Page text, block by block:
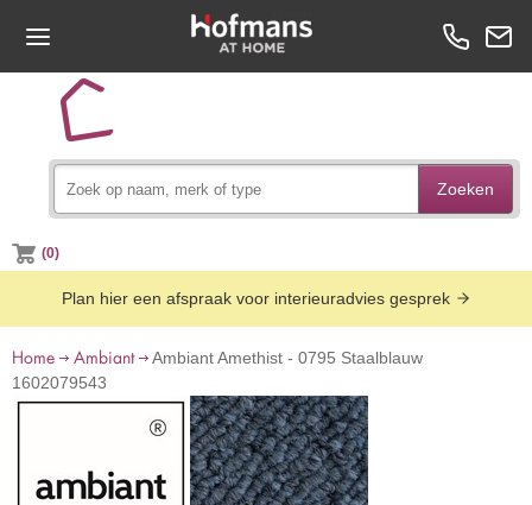
Zoeken
(0)
Plan hier een afspraak voor interieuradvies gesprek
Home Ambiant
Ambiant Amethist - 0795 Staalblauw
1602079543